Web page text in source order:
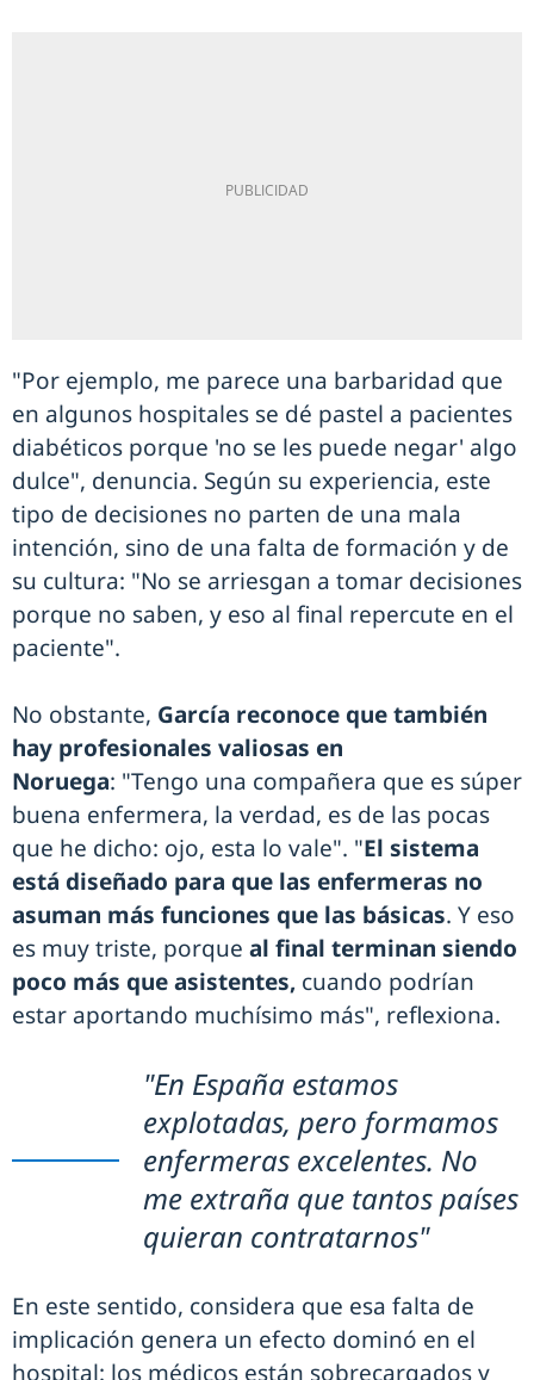
"Por ejemplo, me parece una barbaridad que
en algunos hospitales se dé pastel a pacientes
diabéticos porque 'no se les puede negar' algo
dulce", denuncia. Según su experiencia, este
tipo de decisiones no parten de una mala
intención, sino de una falta de formación y de
su cultura: "No se arriesgan a tomar decisiones
porque no saben, y eso al final repercute en el
paciente".
No obstante, García reconoce que también
hay profesionales valiosas en
Noruega: "Tengo una compañera que es súper
buena enfermera, la verdad, es de las pocas
que he dicho: ojo, esta lo vale". "El sistema
está diseñado para que las enfermeras no
asuman más funciones que las básicas. Y eso
es muy triste, porque al final terminan siendo
poco más que asistentes, cuando podrían
estar aportando muchísimo más", reflexiona.
"En España estamos
explotadas, pero formamos
enfermeras excelentes. No
me extraña que tantos países
quieran contratarnos"
En este sentido, considera que esa falta de
implicación genera un efecto dominó en el
hospital: los médicos están sobrecargados y